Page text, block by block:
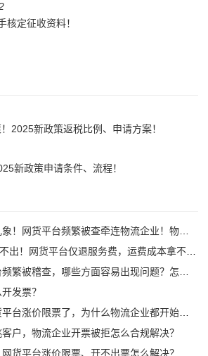
核定征收资料！
2025新政策返税比例、申请方案！
新政策申请条件、流程！
频繁被查牵连物流企业！物流企业该怎么合规拿到运费成本票？
网货平台仅退服务费，运费成本拿不到怎么办？
稽查，哪些方面容易出现问题？怎么实现合规经营？
发票？
票了，为什么物流企业都开始选择1%司机运费成本票了？
户，物流企业开票被拒怎么合规解决？
货平台涨价限票、开不出票怎么解决？